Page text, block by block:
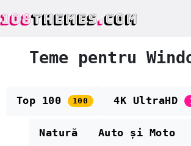
108THEMES.COM
Teme pentru
Top 100 100 4K UltraHD
Natură Auto și Moto